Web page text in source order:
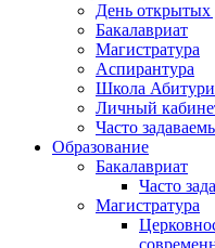
День открытых
Бакалавриат
Магистратура
Аспирантура
Школа
Личный
Часто
Образование
Бакалавриат
Часто
Магистратура